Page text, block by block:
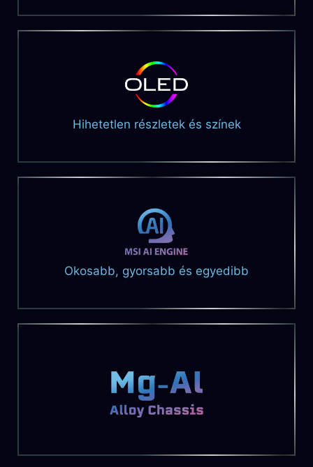
Hihetetlen részletek és színek
Okosabb, gyorsabb és egyedibb